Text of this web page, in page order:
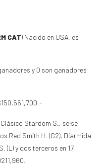
CAT) Nacido en USA, es
y 0 son ganadores
Stardom S., seise
Red Smith H. (G2), Diarmida
(L) y dos terceros en 17